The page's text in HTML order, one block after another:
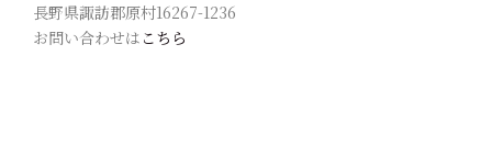
長野県諏訪郡原村16267-1236
お問い合わせは こちら